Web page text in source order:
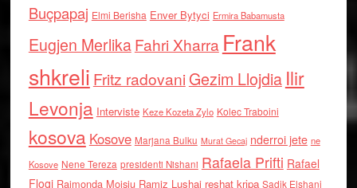
Buçpapaj Elmi Berisha Enver Bytyci Ermira Babamusta
Eugjen MerlikaFahri Xharra Frank
shkreli Fritz radovaniGezim Llojdia Ilir
Levonja Interviste Keze Kozeta Zylo Kolec Traboini
kosova Kosove Marjana Bulku Murat Gecaj nderroi jete ne
Kosove Nene Tereza presidenti Nishani Rafaela Prifti Rafael
Floqi Raimonda Moisiu Ramiz Lushaj reshat kripa Sadik Elshani